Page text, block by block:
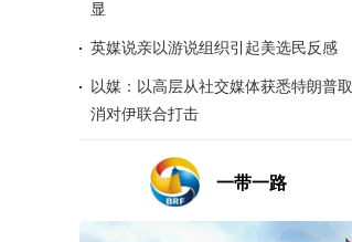
显
英媒说亲以游说组织引起美选民反感
以媒：以高层从社交媒体获悉特朗普取
消对伊联合打击
一带一路